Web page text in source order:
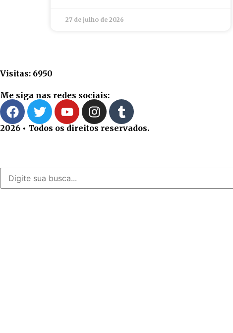
27 de julho de 2026
Visitas: 6950
Me siga nas redes sociais:
2026 • Todos os direitos reservados.